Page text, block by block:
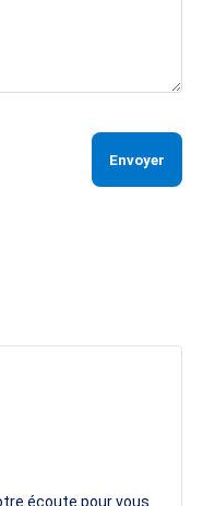
Envoyer
écoute pour vous